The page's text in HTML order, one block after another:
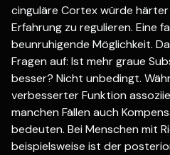
cinguläre Cortex würde
Erfahrung zu regulieren. Eine
beunruhigende Möglichkeit.
Fragen auf: Ist mehr graue
besser? Nicht unbedingt.
verbesserter Funktion
manchen Fällen auch
bedeuten. Bei Menschen mit
beispielsweise ist der